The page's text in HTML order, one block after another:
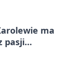
ma
pasji